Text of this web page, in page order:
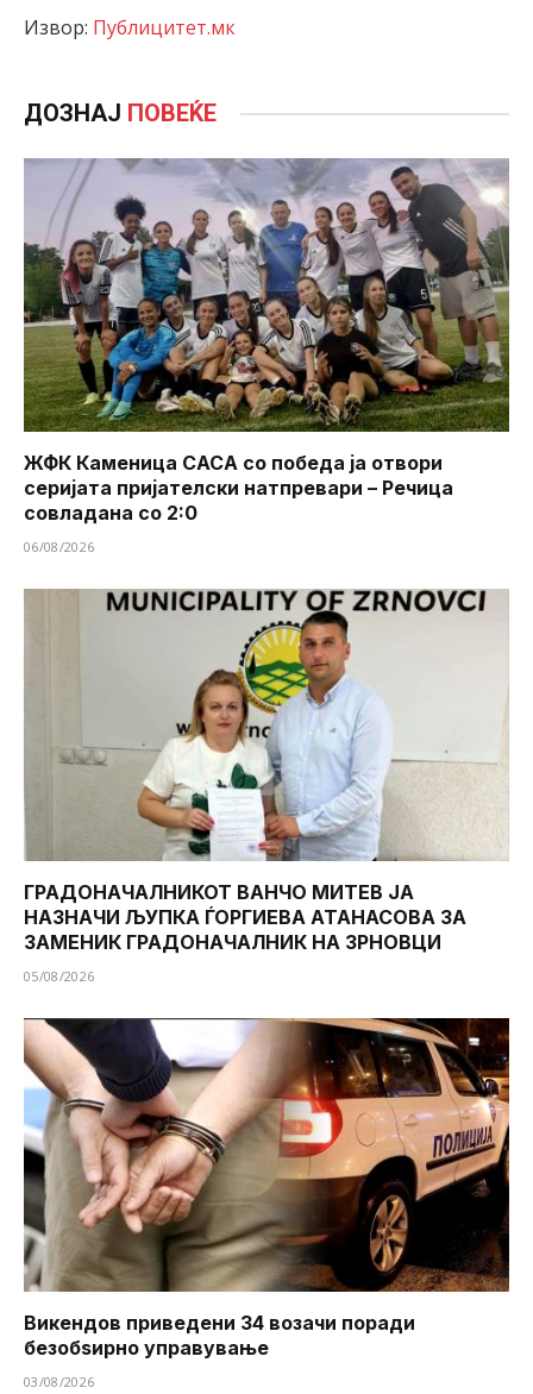
Извор: Публицитет.мк
ДОЗНАЈ ПОВЕЌЕ
ЖФК Каменица САСА со победа ја отвори
серијата пријателски натпревари – Речица
совладана со 2:0
06/08/2026
ГРАДОНАЧАЛНИКОТ ВАНЧО МИТЕВ ЈА
НАЗНАЧИ ЉУПКА ЃОРГИЕВА АТАНАСОВА ЗА
ЗАМЕНИК ГРАДОНАЧАЛНИК НА ЗРНОВЦИ
05/08/2026
Викендов приведени 34 возачи поради
безобѕирно управување
03/08/2026